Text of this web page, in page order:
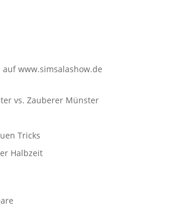
www.simsalashow.de
vs. Zauberer Münster
Tricks
Halbzeit